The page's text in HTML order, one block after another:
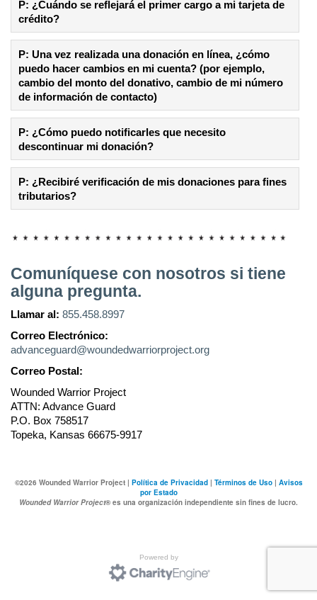
P: ¿Cuándo se reflejará el primer cargo a mi tarjeta de
crédito?
P: Una vez realizada una donación en línea, ¿cómo
puedo hacer cambios en mi cuenta? (por ejemplo,
cambio del monto del donativo, cambio de mi número
de información de contacto)
P: ¿Cómo puedo notificarles que necesito
descontinuar mi donación?
P: ¿Recibiré verificación de mis donaciones para fines
tributarios?
Comuníquese con nosotros si tiene
alguna pregunta.
Llamar al: 855.458.8997
Correo Electrónico:
advanceguard@woundedwarriorproject.org
Correo Postal:
Wounded Warrior Project
ATTN: Advance Guard
P.O. Box 758517
Topeka, Kansas 66675-9917
©2026 Wounded Warrior Project | Política de Privacidad| Términos de Uso| Avisos
por Estado
Wounded Warrior Project® es una organización independiente sin fines de lucro.
Powered by